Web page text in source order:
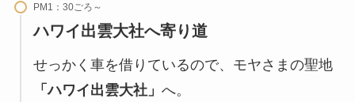
PM1：30ごろ～
ハワイ出雲大社へ寄り道
せっかく車を借りているので、モヤさまの聖地
「ハワイ出雲大社」 へ。